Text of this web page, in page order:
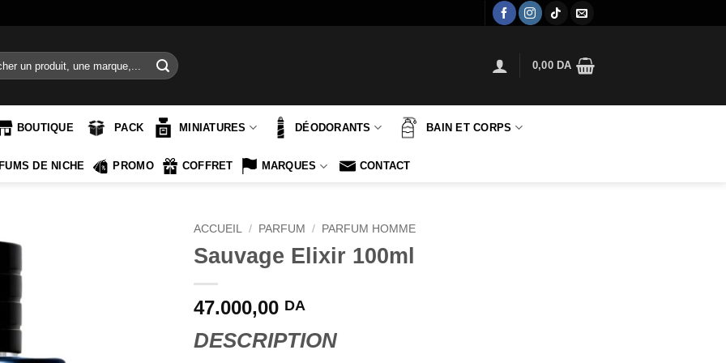
0,00 DA
BOUTIQUE PACK MINIATURES DÉODORANTS BAIN ET CORPS
DE NICHE PROMO COFFRET MARQUES CONTACT
ACCUEIL / PARFUM / PARFUM HOMME
Sauvage Elixir 100ml
47.000,00 DA
DESCRIPTION